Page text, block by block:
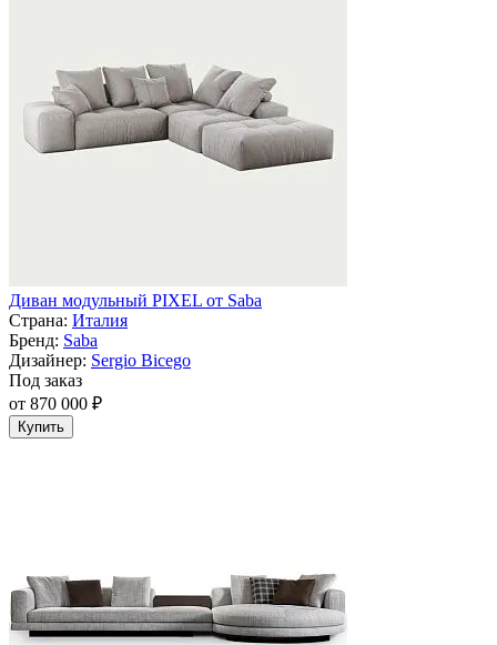
Диван модульный PIXEL от Saba
Страна: Италия
Бренд: Saba
Дизайнер: Sergio Bicego
Под заказ
от 870 000 ₽
Купить